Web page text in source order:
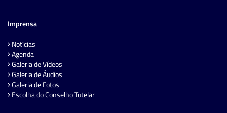
Imprensa
Notícias
Agenda
Galeria de Vídeos
Galeria de Áudios
Galeria de Fotos
Escolha do Conselho Tutelar